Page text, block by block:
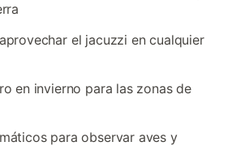
el jacuzzi en cualquier
en invierno para las zonas de
para observar aves y